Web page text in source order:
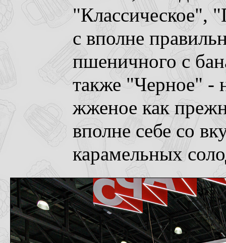
"Классическое",
с вполне
пшеничного с
также "Черное" -
жженое как
вполне себе со
карамельных